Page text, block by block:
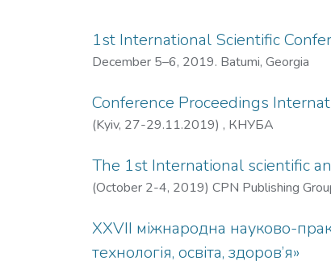
1st International Scientific
December 5–6, 2019. Batumi, Georgia
Conference Proceedings
(Kyiv, 27-29.11.2019) , КНУБА
The 1st International scientific
(October 2-4, 2019) CPN Publishing
XXVII міжнародна науково-
технологія, освіта, здоров’я»